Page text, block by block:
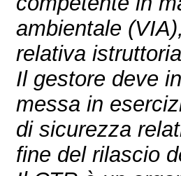
ambientale
relativa
Il gestore deve
messa in
di sicurezza
fine del rilascio